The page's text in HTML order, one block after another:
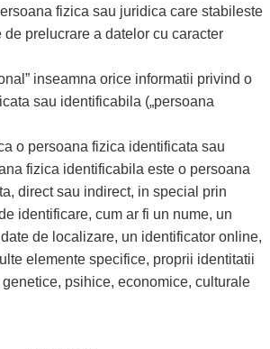
fizica sau juridica care stabileste
prelucrare a datelor cu caracter
inseamna orice informatii privind o
sau identificabila („persoana
o persoana fizica identificata sau
fizica identificabila este o persoana
direct sau indirect, in special prin
identificare, cum ar fi un nume, un
de localizare, un identificator online,
elemente specifice, proprii identitatii
psihice, economice, culturale